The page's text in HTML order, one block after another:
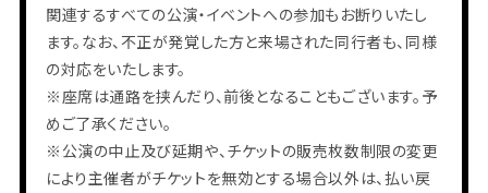
会員登録 ログイン
MOVIE
RADIO
すにくじ
関連するすべての公演・イベントへの参加もお断りいたし
ます。なお、不正が発覚した方と来場された同行者も、同様
の対応をいたします。
※座席は通路を挟んだり、前後となることもございます。予
めご了承ください。
※公演の中止及び延期や、チケットの販売枚数制限の変更
により主催者がチケットを無効とする場合以外は、払い戻